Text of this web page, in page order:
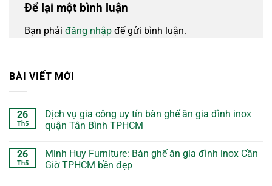
Để lại một bình luận
Bạn phải đăng nhập để gửi bình luận.
BÀI VIẾT MỚI
26
Th5
Dịch vụ gia công uy tín bàn ghế ăn gia đình inox
quận Tân Bình TPHCM
26
Th5
Minh Huy Furniture: Bàn ghế ăn gia đình inox Cần
Giờ TPHCM bền đẹp